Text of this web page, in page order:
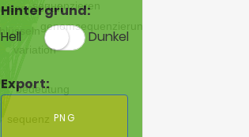
Hintergrund:
Hell
Dunkel
Export:
PNG